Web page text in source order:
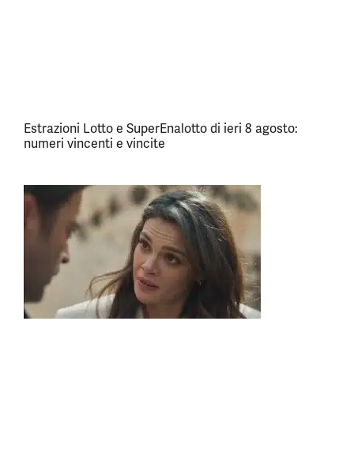
Estrazioni Lotto e SuperEnalotto di ieri 8 agosto:
numeri vincenti e vincite